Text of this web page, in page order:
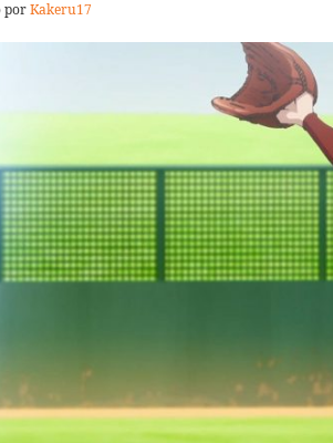
porKakeru17